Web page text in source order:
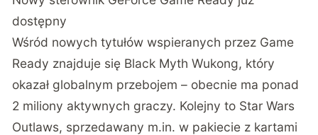
dostępny
Wśród nowych tytułów wspieranych przez Game
Ready znajduje się Black Myth Wukong, który
okazał globalnym przebojem – obecnie ma ponad
2 miliony aktywnych graczy. Kolejny to Star Wars
Outlaws, sprzedawany m.in. w pakiecie z kartami